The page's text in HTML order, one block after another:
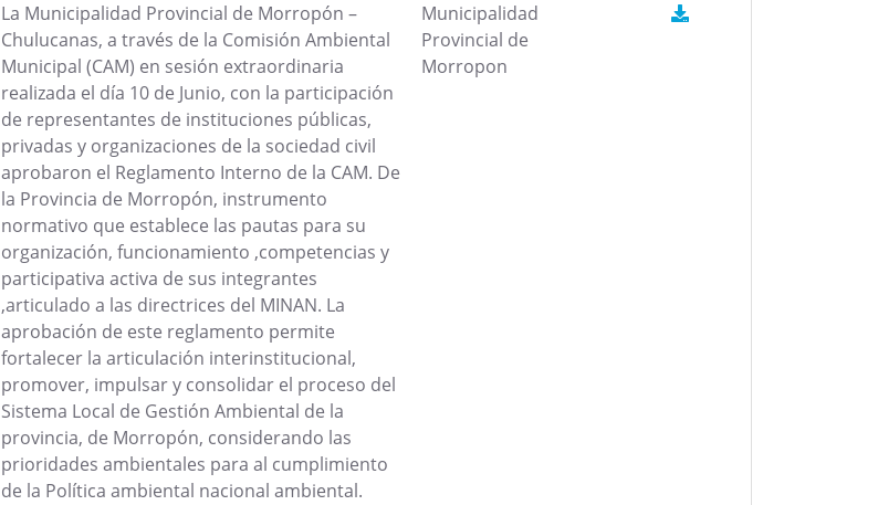
La Municipalidad Provincial de Morropón –
Chulucanas, a través de la Comisión Ambiental
Municipal (CAM) en sesión extraordinaria
realizada el día 10 de Junio, con la participación
de representantes de instituciones públicas,
privadas y organizaciones de la sociedad civil
aprobaron el Reglamento Interno de la CAM. De
la Provincia de Morropón, instrumento
normativo que establece las pautas para su
organización, funcionamiento ,competencias y
participativa activa de sus integrantes
,articulado a las directrices del MINAN. La
aprobación de este reglamento permite
fortalecer la articulación interinstitucional,
promover, impulsar y consolidar el proceso del
Sistema Local de Gestión Ambiental de la
provincia, de Morropón, considerando las
prioridades ambientales para al cumplimiento
de la Política ambiental nacional ambiental.
Municipalidad
Provincial de
Morropon